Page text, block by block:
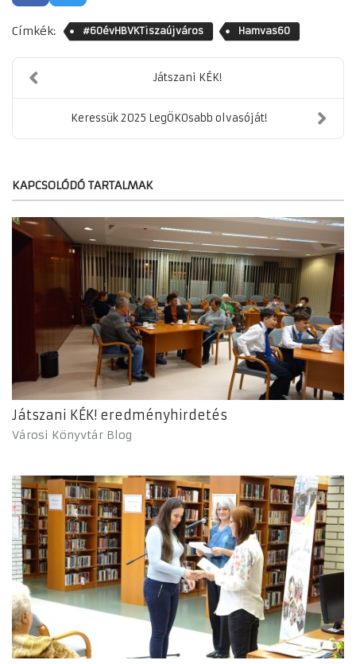
Címkék: #60évHBVKTiszaújváros Hamvas60
Játszani KÉK!
Keressük 2025 LegÖKOsabb olvasóját!
KAPCSOLÓDÓ TARTALMAK
Játszani KÉK! eredményhirdetés
Városi Könyvtár Blog